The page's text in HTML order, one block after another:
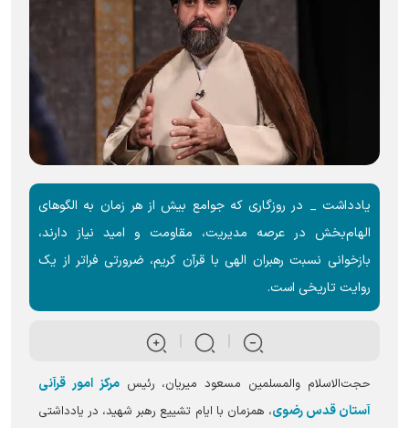
یادداشت _ در روزگاری که جوامع بیش از هر زمان به الگو‌های
الهام‌بخش در عرصه مدیریت، مقاومت و امید نیاز دارند،
بازخوانی نسبت رهبران الهی با قرآن کریم، ضرورتی فراتر از یک
روایت تاریخی است.
حجت‌الاسلام والمسلمین مسعود میریان، رئیسمرکز امور قرآنی
آستان قدس رضوی، همزمان با ایام تشییع رهبر شهید، در یادداشتی